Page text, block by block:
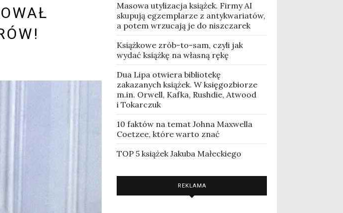
Masowa utylizacja książek. Firmy AI
skupują egzemplarze z antykwariatów,
a potem wrzucają je do niszczarek
Książkowe zrób-to-sam, czyli jak
wydać książkę na własną rękę
Dua Lipa otwiera bibliotekę
zakazanych książek. W księgozbiorze
m.in. Orwell, Kafka, Rushdie, Atwood
i Tokarczuk
10 faktów na temat Johna Maxwella
Coetzee, które warto znać
TOP 5 książek Jakuba Małeckiego
REKLAMA